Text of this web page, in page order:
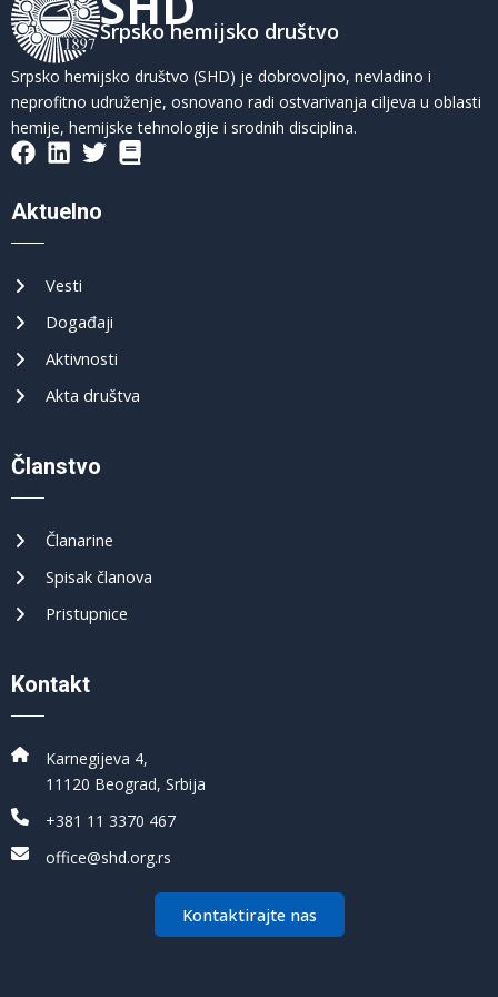
Srpsko hemijsko društvo
Srpsko hemijsko društvo (SHD) je dobrovoljno, nevladino i
neprofitno udruženje, osnovano radi ostvarivanja ciljeva u oblasti
hemije, hemijske tehnologije i srodnih disciplina.
Aktuelno
Vesti
Događaji
Aktivnosti
Akta društva
Članstvo
Članarine
Spisak članova
Pristupnice
Kontakt
Karnegijeva 4,
11120 Beograd, Srbija
+381 11 3370 467
office@shd.org.rs
Kontaktirajte nas